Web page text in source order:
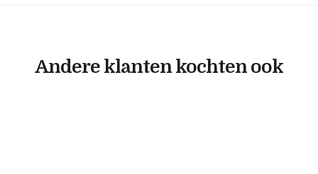
Andere klanten kochten ook